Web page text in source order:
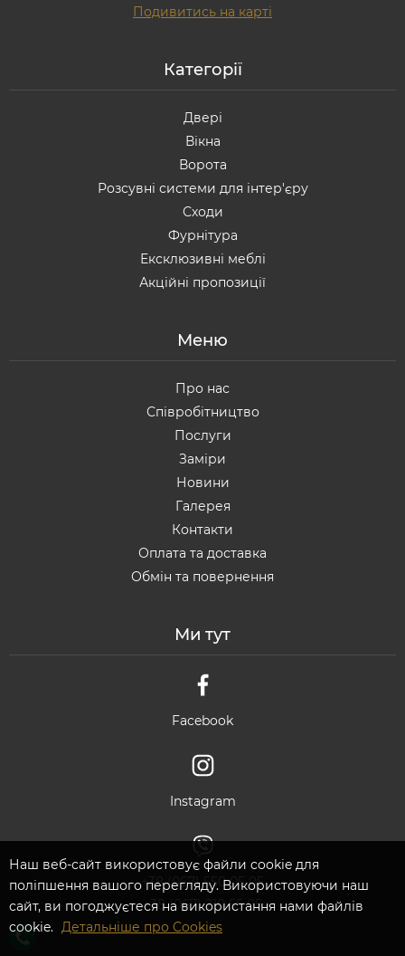
Подивитись на карті
Категорії
Двері
Вікна
Ворота
Розсувні системи для інтер'єру
Сходи
Фурнітура
Ексклюзивні меблі
Акційні пропозиції
Меню
Про нас
Співробітництво
Послуги
Заміри
Новини
Галерея
Контакти
Оплата та доставка
Обмін та повернення
Ми тут
Facebook
Instagram
+38 (067) 550 05 05
+38 (067) 210 55 05
Наш веб-сайт використовує файли cookie для
поліпшення вашого перегляду. Використовуючи наш
сайт, ви погоджуєтеся на використання нами файлів
cookie. Детальніше про Cookies